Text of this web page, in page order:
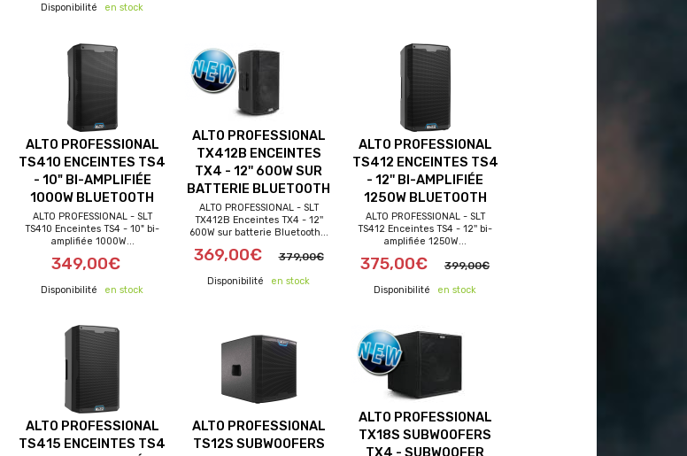
en stock
ALTO PROFESSIONAL
TS410 ENCEINTES TS4
- 10" BI-AMPLIFIÉE
1000W BLUETOOTH
ALTO PROFESSIONAL - SLT
TS410 Enceintes TS4 - 10" bi-
amplifiée 1000W...
349,00€
en stock
frais de port offerts
ALTO PROFESSIONAL
TX412B ENCEINTES
TX4 - 12'' 600W SUR
BATTERIE BLUETOOTH
ALTO PROFESSIONAL - SLT
TX412B Enceintes TX4 - 12''
600W sur batterie Bluetooth...
369,00€ 379,00€
en stock
frais de port offerts
ALTO PROFESSIONAL
TS412 ENCEINTES TS4
- 12'' BI-AMPLIFIÉE
1250W BLUETOOTH
ALTO PROFESSIONAL - SLT
TS412 Enceintes TS4 - 12'' bi-
amplifiée 1250W...
375,00€ 399,00€
en stock
frais de port offerts
ALTO PROFESSIONAL
TS415 ENCEINTES TS4
ALTO PROFESSIONAL
TS12S SUBWOOFERS
ALTO PROFESSIONAL
TX18S SUBWOOFERS
TX4 - SUBWOOFER